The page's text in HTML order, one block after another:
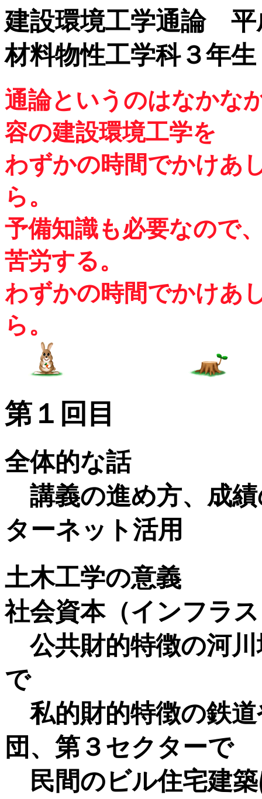
建設環境工学通論
材料物性工学科３
通論というのはなかな
容の建設環境工学を
わずかの時間でかけあ
ら。
予備知識も必要なので
苦労する。
わずかの時間でかけあ
ら。
第１回目
全体的な話
講義の進め方、成
ターネット活用
土木工学の意義
社会資本（インフラ
公共財的特徴の河川
で
私的財的特徴の鉄道
団、第３セクターで
民間のビル住宅建